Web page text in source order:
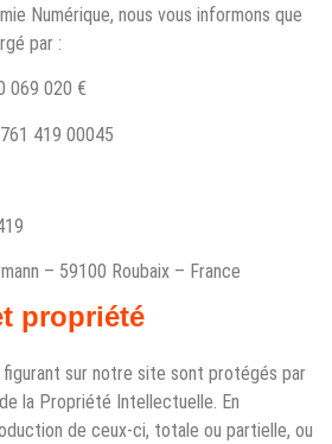
Numérique, nous vous informons que
par :
069 020 €
419 00045
– 59100 Roubaix – France
propriété
figurant sur notre site sont protégés par
la Propriété Intellectuelle. En
de ceux-ci, totale ou partielle, ou